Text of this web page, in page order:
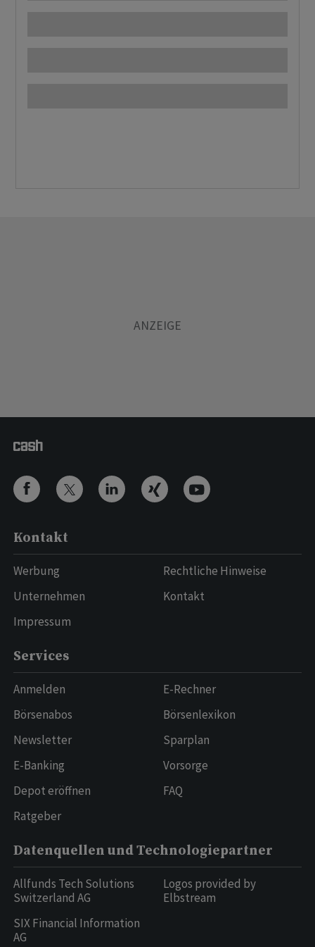
Kontakt
Werbung
Unternehmen
Impressum
Rechtliche Hinweise
Kontakt
Services
Anmelden
Börsenabos
Newsletter
E-Banking
Depot eröffnen
Ratgeber
E-Rechner
Börsenlexikon
Sparplan
Vorsorge
FAQ
Datenquellen und Technologiepartner
Allfunds Tech Solutions
Switzerland AG
SIX Financial Information
AG
Logos provided by
Elbstream